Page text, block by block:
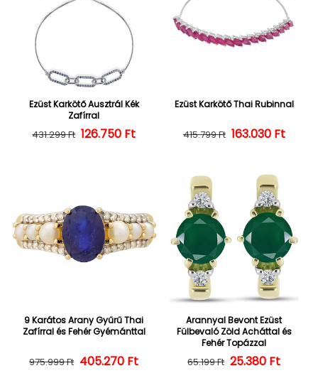
Ezüst Karkötő Ausztrál Kék
Zafírral
Normál ár
431.299 Ft Kedvezményes ár
126.750 Ft
Ezüst Karkötő Thai Rubinnal
Normál ár
415.799 Ft 163.030 Ft
9 Karátos Arany Gyűrű Thai
Zafírral és Fehér Gyémánttal
Normál ár
975.999 Ft Kedvezményes ár
405.270 Ft
Arannyal Bevont Ezüst
Fülbevaló Zöld Acháttal és
Fehér Topázzal
Normál ár
65.199 Ft 25.380 Ft